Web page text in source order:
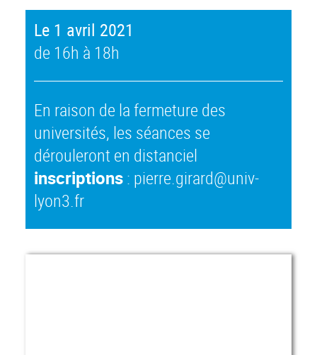
Le 1 avril 2021
de 16h à 18h
En raison de la fermeture des
universités, les séances se
dérouleront en distanciel
inscriptions: pierre.girard@univ-
lyon3.fr